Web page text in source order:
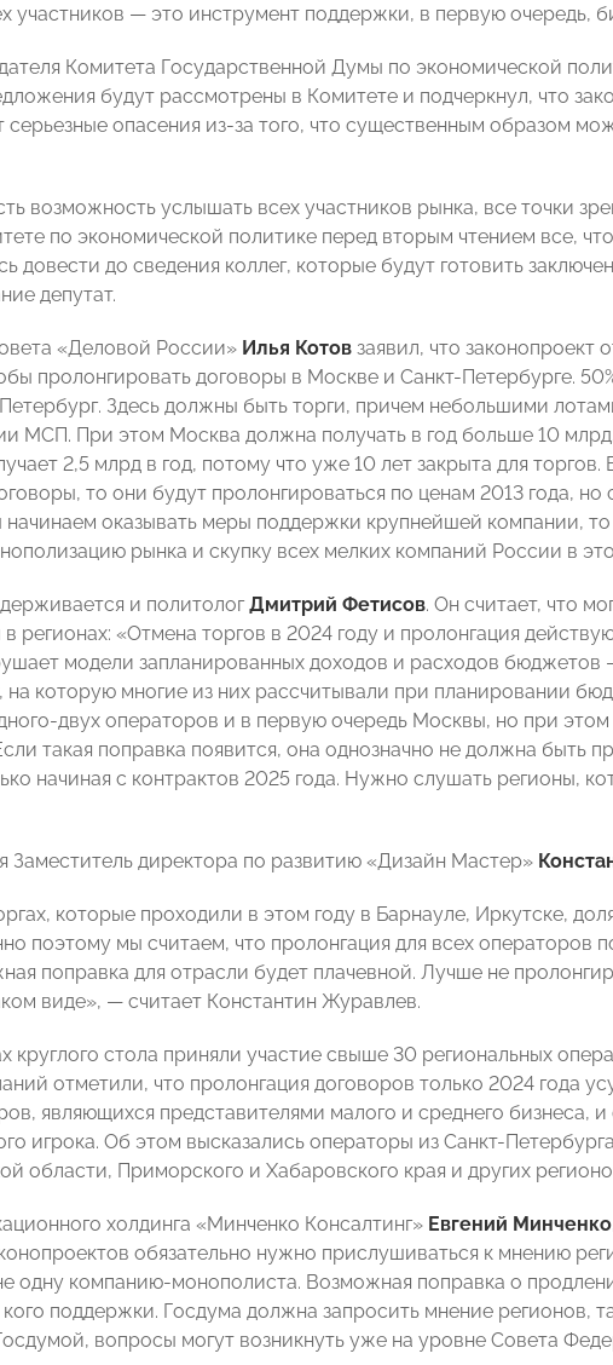
участников — это инструмент поддержки, в первую очередь,
Комитета Государственной Думы по экономической
будут рассмотрены в Комитете и подчеркнул, что
серьезные опасения из-за того, что существенным образом
возможность услышать всех участников рынка, все точки
по экономической политике перед вторым чтением все,
довести до сведения коллег, которые будут готовить
депутат.
«Деловой России» Илья Котов заявил, что законопроект
пролонгировать договоры в Москве и Санкт-Петербурге.
Здесь должны быть торги, причем небольшими
МСП. При этом Москва должна получать в год больше 10
2,5 млрд в год, потому что уже 10 лет закрыта для
то они будут пролонгироваться по ценам 2013 года, но
начинаем оказывать меры поддержки крупнейшей компании,
рынка и скупку всех мелких компаний России в
и политолог Дмитрий Фетисов. Он считает, что
регионах: «Отмена торгов в 2024 году и пролонгация
модели запланированных доходов и расходов бюджетов
на которую многие из них рассчитывали при планировании
двух операторов и в первую очередь Москвы, но при этом
такая поправка появится, она однозначно не должна быть
начиная с контрактов 2025 года. Нужно слушать регионы,
Заместитель директора по развитию «Дизайн Мастер»
которые проходили в этом году в Барнауле, Иркутске,
поэтому мы считаем, что пролонгация для всех операторов
поправка для отрасли будет плачевной. Лучше не
виде», — считает Константин Журавлев.
круглого стола приняли участие свыше 30 региональных
отметили, что пролонгация договоров только 2024 года
являющихся представителями малого и среднего бизнеса, и
игрока. Об этом высказались операторы из Санкт-
области, Приморского и Хабаровского края и других
холдинга «Минченко Консалтинг» Евгений Минченко
обязательно нужно прислушиваться к мнению
одну компанию-монополиста. Возможная поправка о
кого поддержки. Госдума должна запросить мнение регионов,
вопросы могут возникнуть уже на уровне Совета